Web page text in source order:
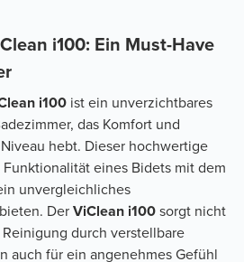
i100: Ein Must-Have
i100 ist ein unverzichtbares
das Komfort und
hebt. Dieser hochwertige
eines Bidets mit dem
unvergleichliches
DerViClean i100sorgt nicht
durch verstellbare
auch für ein angenehmes Gefühl